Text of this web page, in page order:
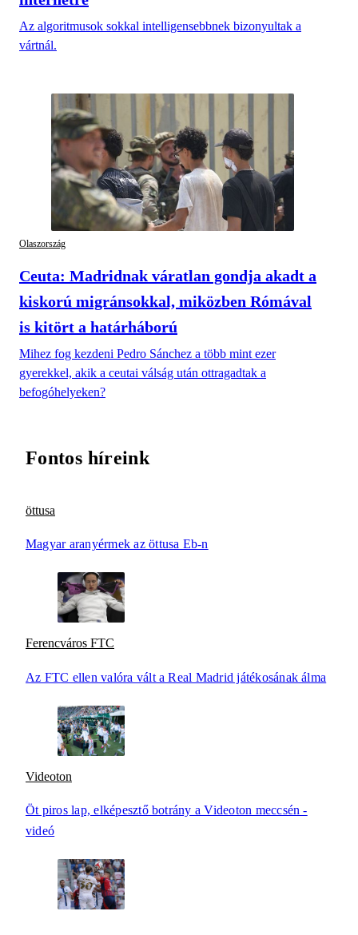
Az algoritmusok sokkal intelligensebbnek bizonyultak a
vártnál.
Olaszország
Ceuta: Madridnak váratlan gondja akadt a
kiskorú migránsokkal, miközben Rómával
is kitört a határháború
Mihez fog kezdeni Pedro Sánchez a több mint ezer
gyerekkel, akik a ceutai válság után ottragadtak a
befogóhelyeken?
Fontos híreink
öttusa
Magyar aranyérmek az öttusa Eb-n
Ferencváros FTC
Az FTC ellen valóra vált a Real Madrid játékosának álma
Videoton
Öt piros lap, elképesztő botrány a Videoton meccsén -
videó